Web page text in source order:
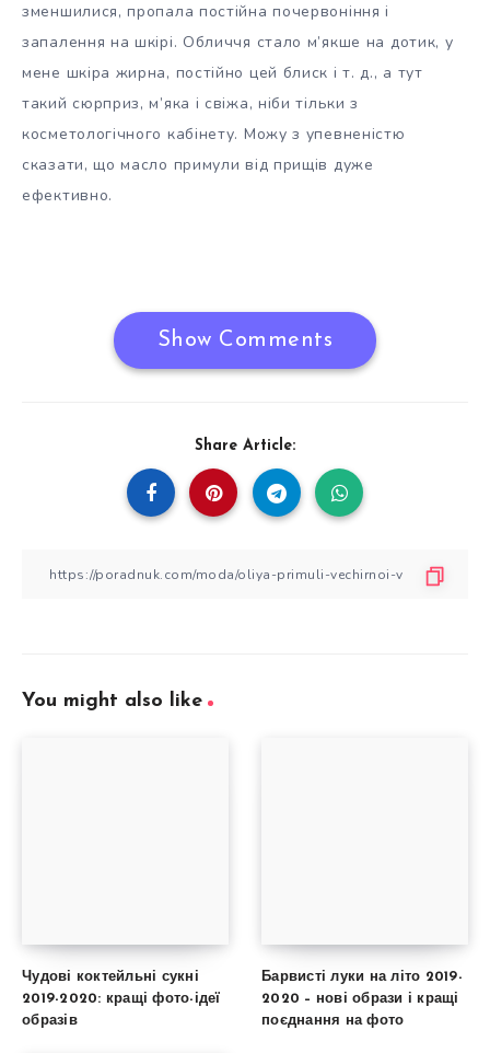
зменшилися, пропала постійна почервоніння і
запалення на шкірі. Обличчя стало м’якше на дотик, у
мене шкіра жирна, постійно цей блиск і т. д., а тут
такий сюрприз, м’яка і свіжа, ніби тільки з
косметологічного кабінету. Можу з упевненістю
сказати, що масло примули від прищів дуже
ефективно.
Show Comments
Share Article:
You might also like
Чудові коктейльні сукні
2019-2020: кращі фото-ідеї
образів
Барвисті луки на літо 2019-
2020 – нові образи і кращі
поєднання на фото